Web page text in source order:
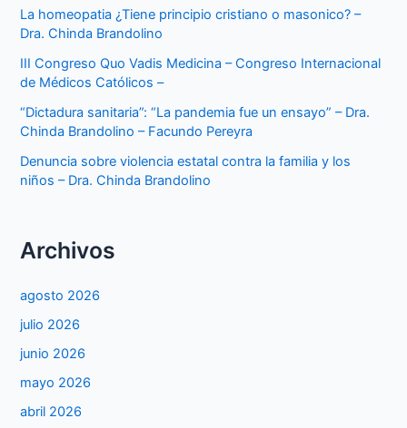
La homeopatia ¿Tiene principio cristiano o masonico? –
Dra. Chinda Brandolino
III Congreso Quo Vadis Medicina – Congreso Internacional
de Médicos Católicos –
“Dictadura sanitaria”: “La pandemia fue un ensayo” – Dra.
Chinda Brandolino – Facundo Pereyra
Denuncia sobre violencia estatal contra la familia y los
niños – Dra. Chinda Brandolino
Archivos
agosto 2026
julio 2026
junio 2026
mayo 2026
abril 2026